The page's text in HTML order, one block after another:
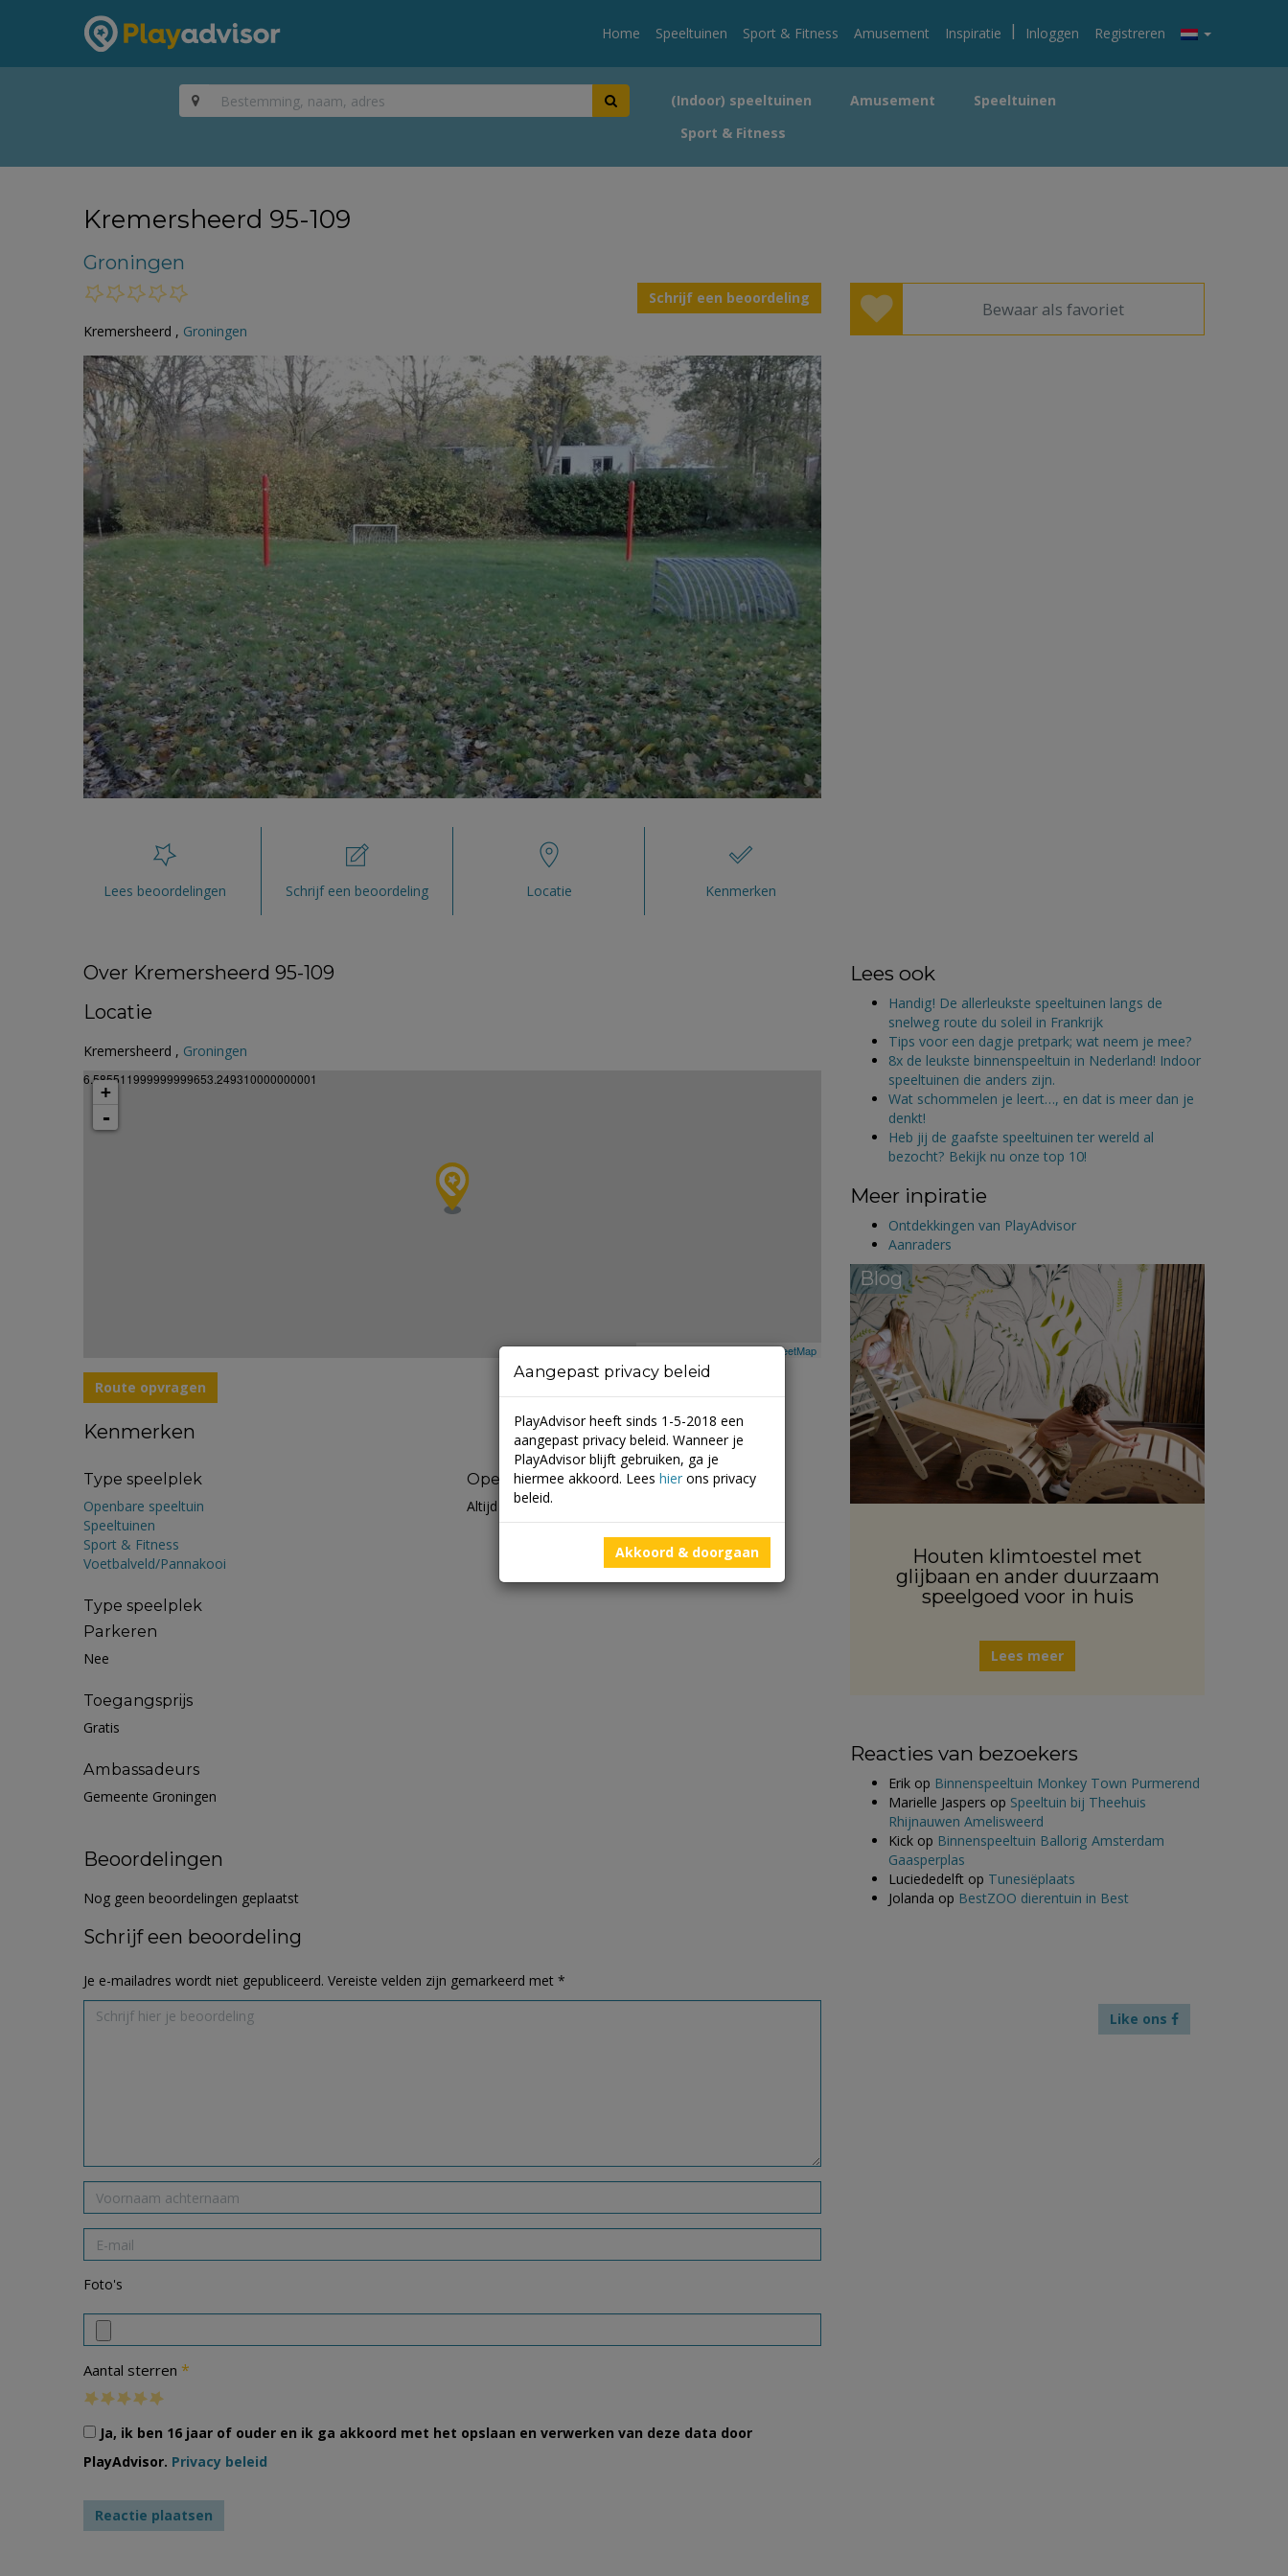
Home Speeltuinen Sport & Fitness Amusement Inspiratie | Inloggen Registreren
(Indoor) speeltuinen Amusement
Speeltuinen
Sport & Fitness
Kremersheerd 95-109
Groningen
Schrijf een beoordeling
Kremersheerd , Groningen
Bewaar als favoriet
Lees beoordelingen Schrijf een beoordeling Locatie Kenmerken
Over Kremersheerd 95-109
Locatie
Kremersheerd , Groningen
6.585511999999999653.249310000000001
+
-
Leaflet| ©Mapbox©OpenStreetMap
Route opvragen
Kenmerken
Type speelplek
Openbare speeltuin
Speeltuinen
Sport & Fitness
Voetbalveld/Pannakooi
Type speelplek
Parkeren
Nee
Toegangsprijs
Gratis
Ambassadeurs
Gemeente Groningen
Openingstijden
Altijd open
Beoordelingen
Nog geen beoordelingen geplaatst
Schrijf een beoordeling
Je e-mailadres wordt niet gepubliceerd. Vereiste velden zijn gemarkeerd met *
Foto's
Aantal sterren *
Ja, ik ben 16 jaar of ouder en ik ga akkoord met het opslaan en verwerken van deze data door
PlayAdvisor. Privacy beleid
Lees ook
Handig! De allerleukste speeltuinen langs de
snelweg route du soleil in Frankrijk
Tips voor een dagje pretpark; wat neem je mee?
8x de leukste binnenspeeltuin in Nederland! Indoor
speeltuinen die anders zijn.
Wat schommelen je leert…, en dat is meer dan je
denkt!
Heb jij de gaafste speeltuinen ter wereld al
bezocht? Bekijk nu onze top 10!
Meer inpiratie
Ontdekkingen van PlayAdvisor
Aanraders
Blog
Houten klimtoestel met
glijbaan en ander duurzaam
speelgoed voor in huis
Lees meer
Reacties van bezoekers
Erik op Binnenspeeltuin Monkey Town Purmerend
Marielle Jaspers op Speeltuin bij Theehuis
Rhijnauwen Amelisweerd
Kick op Binnenspeeltuin Ballorig Amsterdam
Gaasperplas
Luciededelft op Tunesiëplaats
Jolanda op BestZOO dierentuin in Best
Like ons
Aangepast privacy beleid
PlayAdvisor heeft sinds 1-5-2018 een
aangepast privacy beleid. Wanneer je
PlayAdvisor blijft gebruiken, ga je
hiermee akkoord. Lees hier ons privacy
beleid.
Akkoord & doorgaan